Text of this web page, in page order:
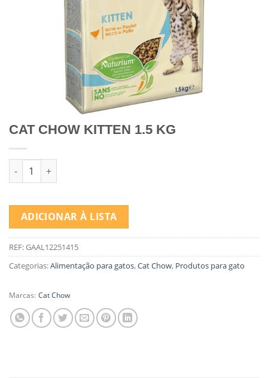
CAT CHOW KITTEN 1.5 KG
Quantidade de CAT CHOW KITTEN 1.5 KG
ADICIONAR À LISTA
REF:GAAL12251415
Categorias:Alimentação para gatos,Cat Chow, Produtos para gato
Marcas: Cat Chow